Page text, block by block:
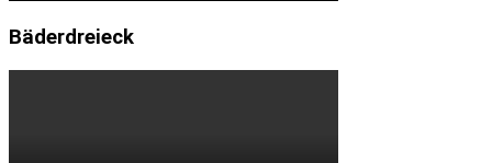
Bäderdreieck